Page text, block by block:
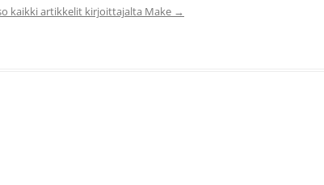
kaikki artikkelit kirjoittajalta Make →